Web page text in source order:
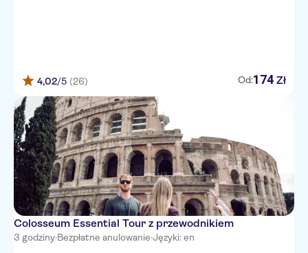
Hotel 77 Seventy-Seven
Fenicia
Hotel Atlante Star
BW Premier Collection Hotel
Canada - Roma
Hotel Lord Byron
4,02/5 (26) Od:174 Zł
Colosseum Essential Tour z przewodnikiem
3 godziny·Bezpłatne anulowanie·Języki: en